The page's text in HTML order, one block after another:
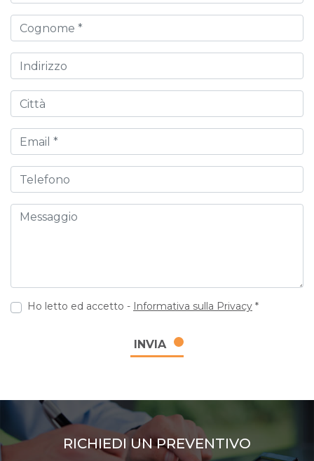
Cognome
Indirizzo
Città
Email
Telefono
Messaggio
Ho letto ed accetto - Informativa sulla Privacy *
INVIA
RICHIEDI UN PREVENTIVO